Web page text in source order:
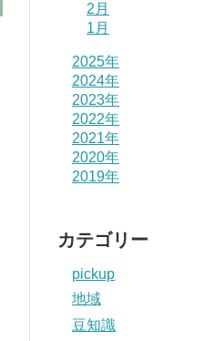
2月
1月
2025年
2024年
2023年
2022年
2021年
2020年
2019年
カテゴリー
pickup
地域
豆知識